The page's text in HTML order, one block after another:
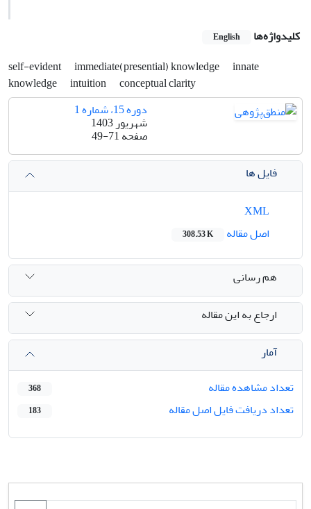
کلیدواژه‌ها English
self-evident immediate(presential) knowledge
innate
knowledge
intuition
conceptual clarity
دوره 15، شماره 1
شهریور 1403
صفحه49-71
فایل ها
اصل مقاله
308.53 K
هم رسانی
ارجاع به این مقاله
آمار
تعداد مشاهده مقاله
368
تعداد دریافت فایل اصل مقاله 183